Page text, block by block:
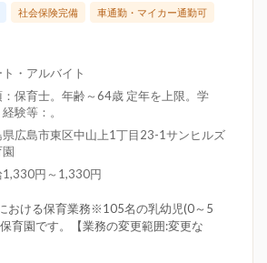
社会保険完備 車通勤・マイカー通勤可
ト・アルバイト
：保育士。年齢～64歳 定年を上限。学
験等：。
県広島市東区中山上1丁目23-1サンヒルズ
1,330円～1,330円
おける保育業務※105名の乳幼児(0～5
育園です。【業務の変更範囲:変更な